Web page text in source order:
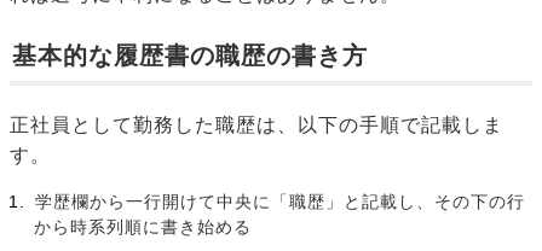
基本的な履歴書の職歴の書き方
正社員として勤務した職歴は、以下の手順で記載しま
す。
学歴欄から一行開けて中央に「職歴」と記載し、その下の行
から時系列順に書き始める